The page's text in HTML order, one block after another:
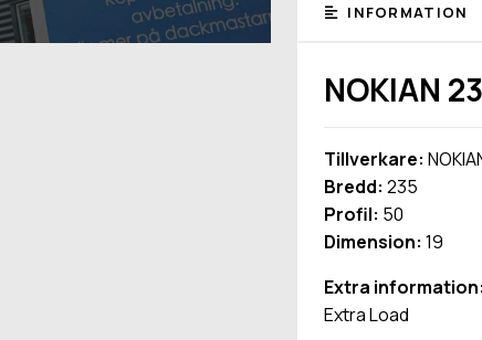
INFORMATION
NOKIAN
Tillverkare:
Bredd: 235
Profil: 50
Dimension: 19
Extra information:
Extra Load